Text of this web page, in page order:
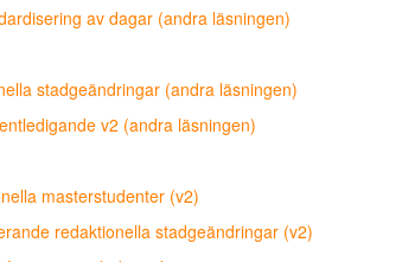
av dagar (andra läsningen)
stadgeändringar (andra läsningen)
v2 (andra läsningen)
masterstudenter (v2)
redaktionella stadgeändringar (v2)